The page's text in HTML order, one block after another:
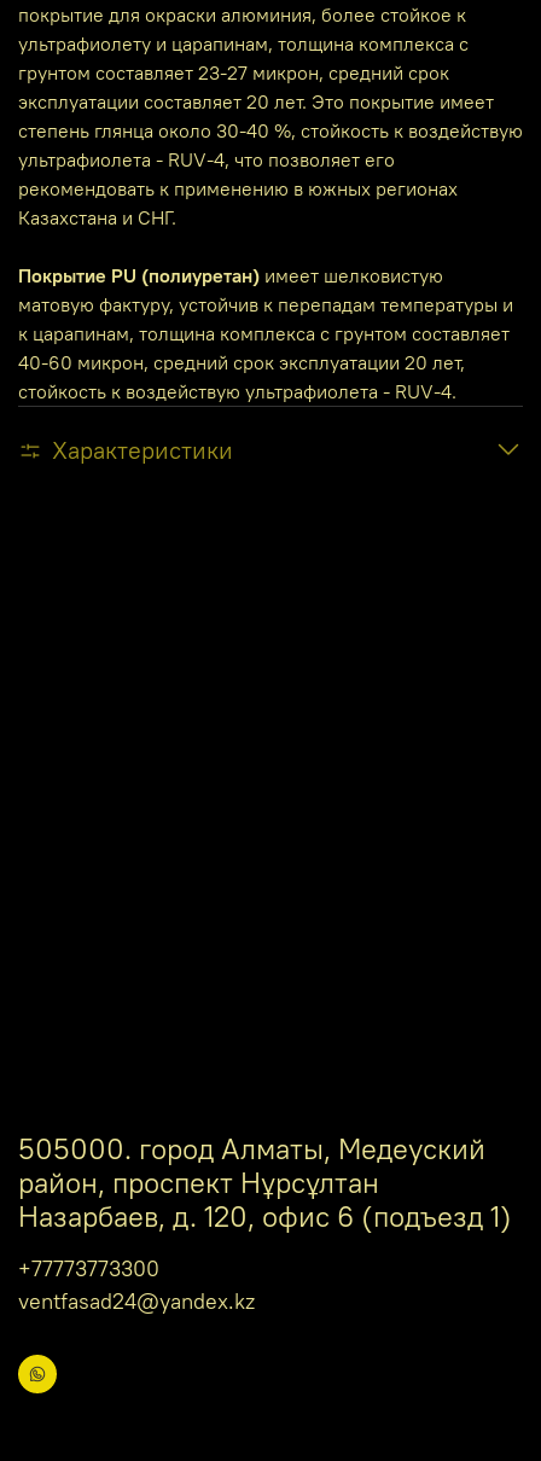
покрытие для окраски алюминия, более стойкое к
ультрафиолету и царапинам, толщина комплекса с
грунтом составляет 23-27 микрон, средний срок
эксплуатации составляет 20 лет. Это покрытие имеет
степень глянца около 30-40 %, стойкость к воздействую
ультрафиолета - RUV-4, что позволяет его
рекомендовать к применению в южных регионах
Казахстана и СНГ.
Покрытие PU (полиуретан) имеет шелковистую
матовую фактуру, устойчив к перепадам температуры и
к царапинам, толщина комплекса с грунтом составляет
40-60 микрон, средний срок эксплуатации 20 лет,
стойкость к воздействую ультрафиолета - RUV-4.
Характеристики
505000. город Алматы, Медеуский
район, проспект Нұрсұлтан
Назарбаев, д. 120, офис 6 (подъезд 1)
+77773773300
ventfasad24@yandex.kz